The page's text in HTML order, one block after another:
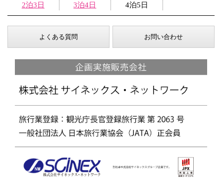
2泊3日 3泊4日 4泊5日
よくある質問 お問い合わせ